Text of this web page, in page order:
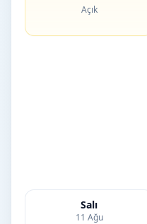
Açık
Salı
11 Ağu